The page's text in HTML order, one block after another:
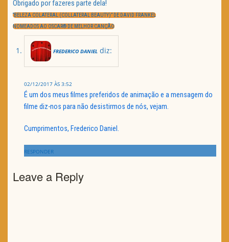
Obrigado por fazeres parte dela!
Navegação
de
artigos
PREVIOUS
“BELEZA COLATERAL (COLLATERAL BEAUTY)” DE DAVID FRANKEL
NEXT
NOMEADOS AO OSCAR® DE MELHOR CANÇÃO
FREDERICO DANIEL diz:
02/12/2017 ÀS 3:52
É um dos meus filmes preferidos de animação e a mensagem do
filme diz-nos para não desistirmos de nós, vejam.
Cumprimentos, Frederico Daniel.
RESPONDER
Leave a Reply